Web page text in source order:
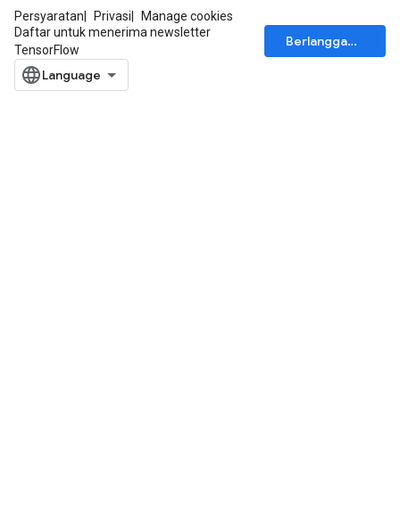
Persyaratan Privasi
Manage cookies
Daftar untuk menerima newsletter
TensorFlow
Berlangganan